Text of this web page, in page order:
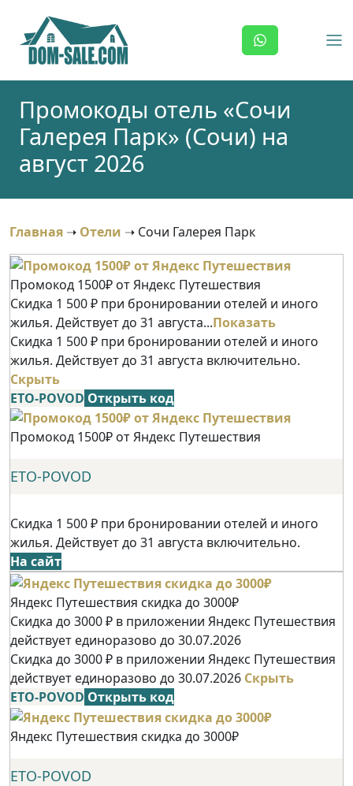
content
Промокоды отель «Сочи
Галерея Парк» (Сочи) на
август 2026
Главная ➝ Отели ➝ Сочи Галерея Парк
Промокод 1500₽ от Яндекс Путешествия
Скидка 1 500 ₽ при бронировании отелей и иного
жилья. Действует до 31 августа...Показать
Скидка 1 500 ₽ при бронировании отелей и иного
жилья. Действует до 31 августа включительно.
Скрыть
ETO-POVOD Открыть код
Промокод 1500₽ от Яндекс Путешествия
ETO-POVOD
Скидка 1 500 ₽ при бронировании отелей и иного
жилья. Действует до 31 августа включительно.
На сайт
Яндекс Путешествия скидка до 3000₽
Скидка до 3000 ₽ в приложении Яндекс Путешествия
действует единоразово до 30.07.2026
Скидка до 3000 ₽ в приложении Яндекс Путешествия
действует единоразово до 30.07.2026 Скрыть
ETO-POVOD Открыть код
Яндекс Путешествия скидка до 3000₽
ETO-POVOD